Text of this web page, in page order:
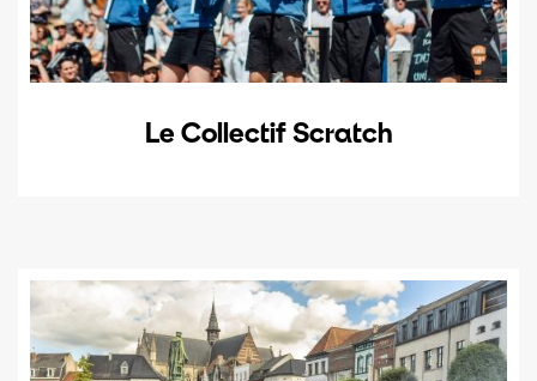
Le Collectif Scratch